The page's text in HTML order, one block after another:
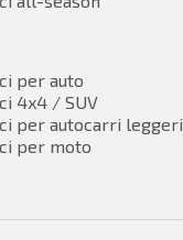
per auto
4x4 / SUV
per autocarri leggeri
per moto